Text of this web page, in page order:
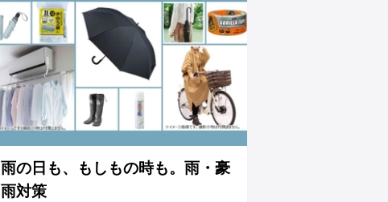
雨の日も、もしもの時も。雨・豪
雨対策